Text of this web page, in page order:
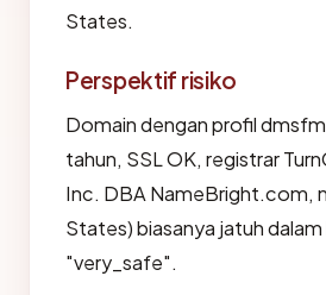
States.
Perspektif risiko
Domain dengan profil
tahun, SSL OK, registrar
Inc. DBA NameBright.com,
States) biasanya jatuh
"very_safe".